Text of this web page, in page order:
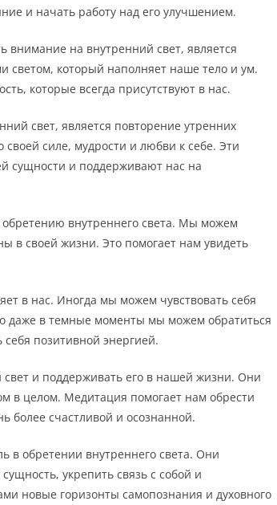
и начать работу над его улучшением.
внимание на внутренний свет, является
светом, который наполняет наше тело и ум.
которые всегда присутствуют в нас.
свет, является повторение утренних
силе, мудрости и любви к себе. Эти
сущности и поддерживают нас на
обретению внутреннего света. Мы можем
в своей жизни. Это помогает нам увидеть
в нас. Иногда мы можем чувствовать себя
даже в темные моменты мы можем обратиться
позитивной энергией.
и поддерживать его в нашей жизни. Они
в целом. Медитация помогает нам обрести
более счастливой и осознанной.
в обретении внутреннего света. Они
укрепить связь с собой и
новые горизонты самопознания и духовного